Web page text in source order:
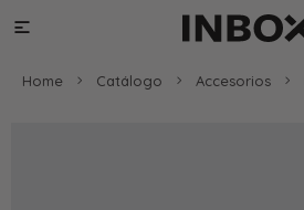

Home Catálogo Accesorios